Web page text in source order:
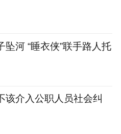
”联手路人托
该介入公职人员社会纠